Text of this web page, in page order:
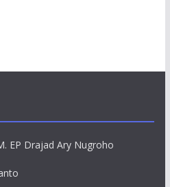
EP Drajad Ary Nugroho